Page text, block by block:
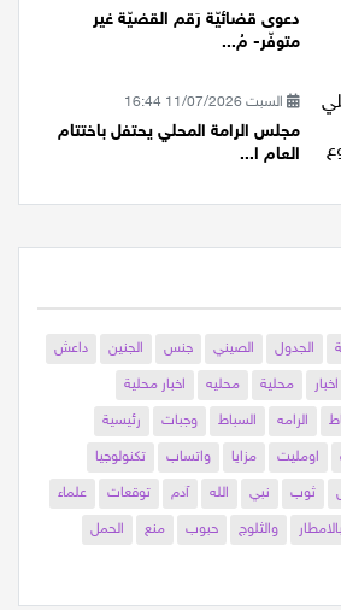
دعوى قضائيّة رَقم القضيّة غير
متوفّر- مُ...
السبت 11/07/2026 16:44
مجلس الرامة المحلي يحتفل باختتام
العام ا...
الجدول الصيني جنس الجنين
داعش
اخبار محلية محليه
اخبار محلية
الرامه السباط وجبات
رئيسية
اومليت مزايا واتساب
تكنولوجيا
ثوب نبي الله آدم توقعات
علماء
بالامطار والثلوج حبوب منع
الحمل